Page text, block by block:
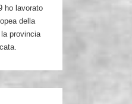
ho lavorato
della
provincia